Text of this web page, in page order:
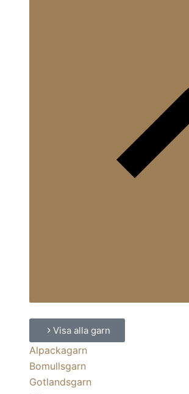
Visa alla garn
Alpackagarn
Bomullsgarn
Gotlandsgarn